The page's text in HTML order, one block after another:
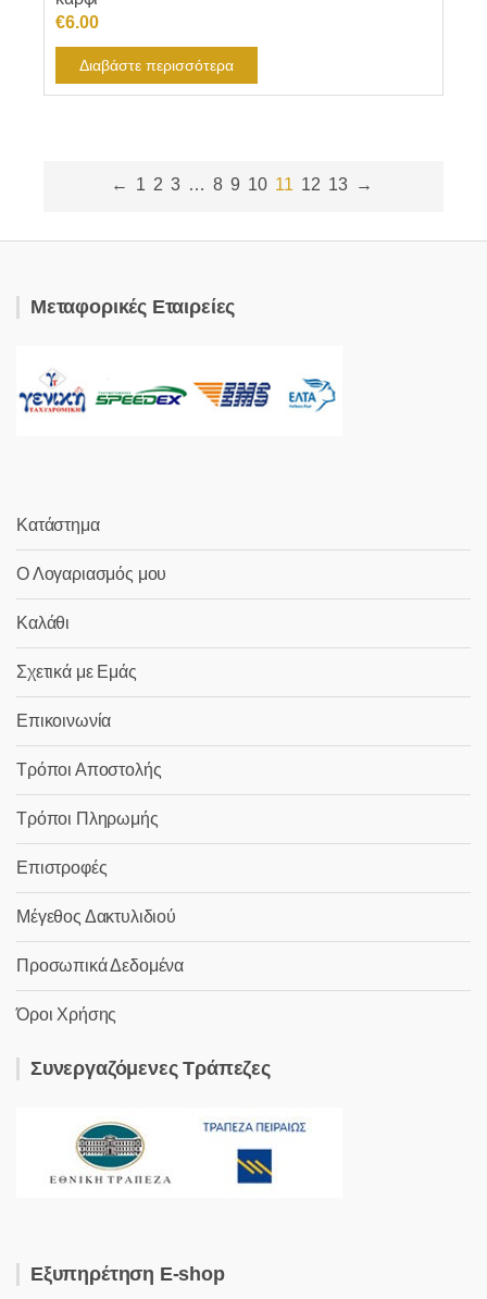
€6.00
Διαβάστε περισσότερα
← 1 2 3 … 8 9 10 11 12 13 →
Μεταφορικές Εταιρείες
Κατάστημα
Ο Λογαριασμός μου
Καλάθι
Σχετικά με Εμάς
Επικοινωνία
Τρόποι Αποστολής
Τρόποι Πληρωμής
Επιστροφές
Μέγεθος Δακτυλιδιού
Προσωπικά Δεδομένα
Όροι Χρήσης
Συνεργαζόμενες Τράπεζες
Εξυπηρέτηση E-shop